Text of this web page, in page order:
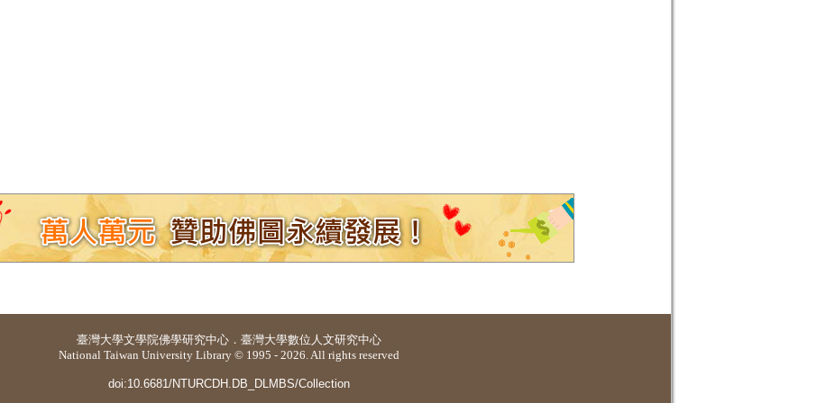
臺灣大學文學院佛學研究中心 ． 臺灣大學數位人文研究中心
National Taiwan University Library © 1995 - 2026. All rights reserved
doi:10.6681/NTURCDH.DB_DLMBS/Collection